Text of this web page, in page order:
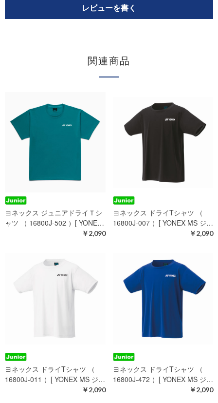
レビューを書く
関連商品
ヨネックス ジュニアドライＴシ
ャツ （ 16800J-502 ）[ YONE…
￥2,090
ヨネックス ドライTシャツ （
16800J-007 ）[ YONEX MS ジ…
￥2,090
ヨネックス ドライTシャツ （
16800J-011 ）[ YONEX MS ジ…
￥2,090
ヨネックス ドライTシャツ （
16800J-472 ）[ YONEX MS ジ…
￥2,090